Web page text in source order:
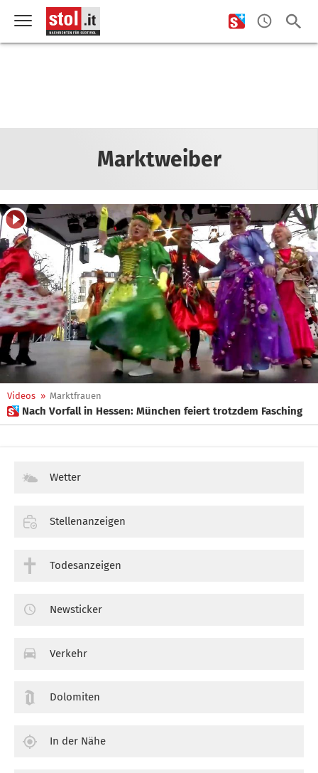
Marktweiber
Videos » Marktfrauen
 Nach Vorfall in Hessen: München feiert trotzdem Fasching
Wetter
Stellenanzeigen
Todesanzeigen
Newsticker
Verkehr
Dolomiten
In der Nähe